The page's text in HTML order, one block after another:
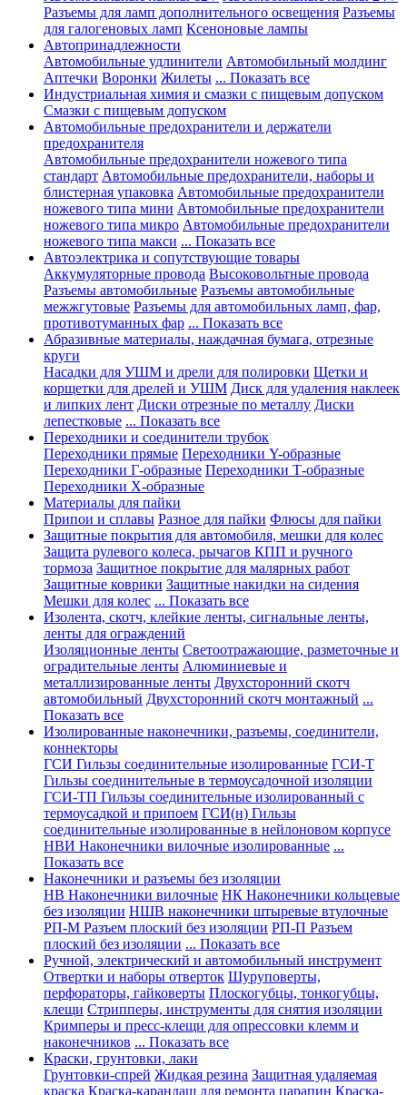
Разъемы для ламп дополнительного освещения Разъемы
для галогеновых ламп Ксеноновые лампы
Автопринадлежности
Автомобильные удлинители Автомобильный молдинг
Аптечки Воронки Жилеты ... Показать все
Индустриальная химия и смазки с пищевым допуском
Смазки с пищевым допуском
Автомобильные предохранители и держатели
предохранителя
Автомобильные предохранители ножевого типа
стандарт Автомобильные предохранители, наборы и
блистерная упаковка Автомобильные предохранители
ножевого типа мини Автомобильные предохранители
ножевого типа микро Автомобильные предохранители
ножевого типа макси ... Показать все
Автоэлектрика и сопутствующие товары
Аккумуляторные провода Высоковольтные провода
Разъемы автомобильные Разъемы автомобильные
межжгутовые Разъемы для автомобильных ламп, фар,
противотуманных фар ... Показать все
Абразивные материалы, наждачная бумага, отрезные
круги
Насадки для УШМ и дрели для полировки Щетки и
корщетки для дрелей и УШМ Диск для удаления наклеек
и липких лент Диски отрезные по металлу Диски
лепестковые ... Показать все
Переходники и соединители трубок
Переходники прямые Переходники Y-образные
Переходники Г-образные Переходники Т-образные
Переходники Х-образные
Материалы для пайки
Припои и сплавы Разное для пайки Флюсы для пайки
Защитные покрытия для автомобиля, мешки для колес
Защита рулевого колеса, рычагов КПП и ручного
тормоза Защитное покрытие для малярных работ
Защитные коврики Защитные накидки на сидения
Мешки для колес ... Показать все
Изолента, скотч, клейкие ленты, сигнальные ленты,
ленты для ограждений
Изоляционные ленты Светоотражающие, разметочные и
оградительные ленты Алюминиевые и
металлизированные ленты Двухсторонний скотч
автомобильный Двухсторонний скотч монтажный ...
Показать все
Изолированные наконечники, разъемы, соединители,
коннекторы
ГСИ Гильзы соединительные изолированные ГСИ-Т
Гильзы соединительные в термоусадочной изоляции
ГСИ-ТП Гильзы соединительные изолированный с
термоусадкой и припоем ГСИ(н) Гильзы
соединительные изолированные в нейлоновом корпусе
НВИ Наконечники вилочные изолированные ...
Показать все
Наконечники и разъемы без изоляции
НВ Наконечники вилочные НК Наконечники кольцевые
без изоляции НШВ наконечники штыревые втулочные
РП-М Разъем плоский без изоляции РП-П Разъем
плоский без изоляции ... Показать все
Ручной, электрический и автомобильный инструмент
Отвертки и наборы отверток Шуруповерты,
перфораторы, гайковерты Плоскогубцы, тонкогубцы,
клещи Стрипперы, инструменты для снятия изоляции
Кримперы и пресс-клещи для опрессовки клемм и
наконечников ... Показать все
Краски, грунтовки, лаки
Грунтовки-спрей Жидкая резина Защитная удаляемая
краска Краска-карандаш для ремонта царапин Краска-